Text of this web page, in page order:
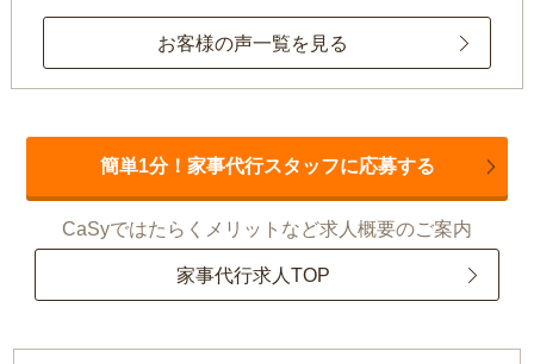
お客様の声一覧を見る
簡単1分！家事代行スタッフに応募する
CaSyではたらくメリットなど求人概要のご案内
家事代行求人TOP